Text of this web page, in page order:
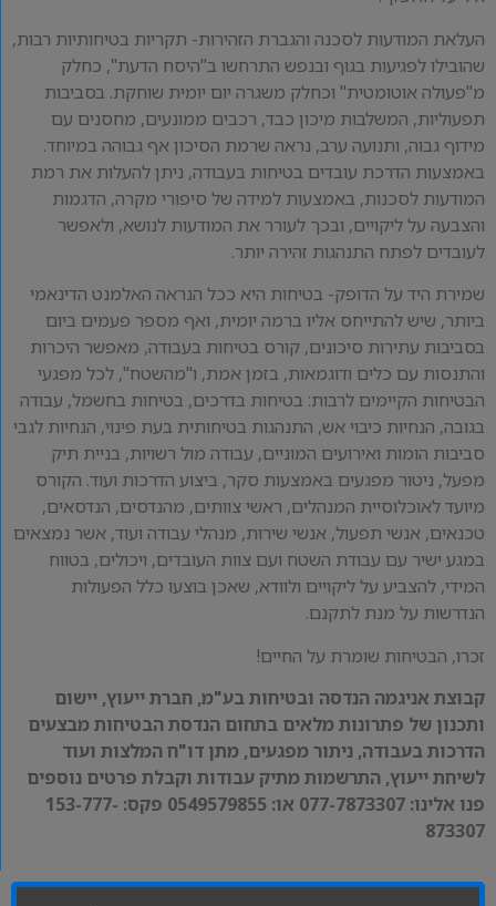
העלאת המודעות לסכנה והגברת הזהירות- תקריות בטיחותיות רבות,
שהובילו לפגיעות בגוף ובנפש התרחשו ב"היסח הדעת", כחלק
מ"פעולה אוטומטית" וכחלק משגרה יום יומית שוחקת. בסביבות
תפעוליות, המשלבות מיכון כבד, רכבים ממונעים, מחסנים עם
מידוף גבוה, ותנועה ערב, נראה שרמת הסיכון אף גבוהה במיוחד.
באמצעות הדרכת עובדים בטיחות בעבודה, ניתן להעלות את רמת
המודעות לסכנות, באמצעות למידה של סיפורי מקרה, הדגמות
והצבעה על ליקויים, ובכך לעורר את המודעות לנושא, ולאפשר
לעובדים לפתח התנהגות זהירה יותר.
שמירת היד על הדופק- בטיחות היא ככל הנראה האלמנט הדינאמי
ביותר, שיש להתייחס אליו ברמה יומית, ואף מספר פעמים ביום
בסביבות עתירות סיכונים, קורס בטיחות בעבודה, מאפשר היכרות
והתנסות עם כלים ודוגמאות, בזמן אמת, ו"מהשטח", לכל מפגעי
הבטיחות הקיימים לרבות: בטיחות בדרכים, בטיחות בחשמל, עבודה
בגובה, הנחיות כיבוי אש, התנהגות בטיחותית בעת פינוי, הנחיות לגבי
סביבות הומות ואירועים המוניים, עבודה מול רשויות, בניית תיק
מפעל, ניטור מפגעים באמצעות סקר, ביצוע הדרכות ועוד. הקורס
מיועד לאוכלוסיית המנהלים, ראשי צוותים, מהנדסים, הנדסאים,
טכנאים, אנשי תפעול, אנשי שירות, מנהלי עבודה ועוד, אשר נמצאים
במגע ישיר עם עבודת השטח ועם צוות העובדים, ויכולים, בטווח
המידי, להצביע על ליקויים ולוודא, שאכן בוצעו כלל הפעולות
הנדרשות על מנת לתקנם.
זכרו, הבטיחות שומרת על החיים!
קבוצת אניגמה הנדסה ובטיחות בע"מ, חברת ייעוץ, יישום
ותכנון של פתרונות מלאים בתחום הנדסת הבטיחות מבצעים
הדרכות בעבודה, ניתור מפגעים, מתן דו"ח המלצות ועוד
לשיחת ייעוץ, התרשמות מתיק עבודות וקבלת פרטים נוספים
פנו אלינו: 077-7873307 או: 0549579855 פקס: 153-777-
873307